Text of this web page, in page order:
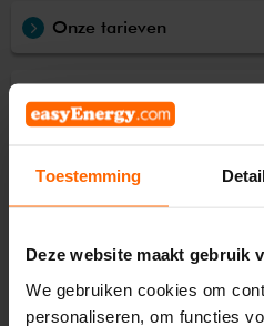
Toestemming
Deze website maakt gebruik
We gebruiken cookies om
personaliseren, om functies
Onze tarieven
Stroom terugleveren
Slimme meter
Dynamische